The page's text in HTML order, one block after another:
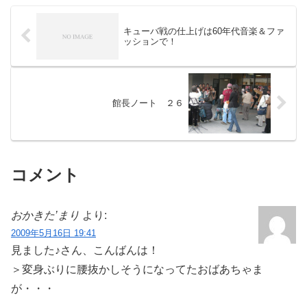
キューバ戦の仕上げは60年代音楽＆ファ
ッションで！
館長ノート ２６
コメント
おかきた’まり より:
2009年5月16日 19:41
見ました♪さん、こんばんは！
＞変身ぶりに腰抜かしそうになってたおばあちゃま
が・・・